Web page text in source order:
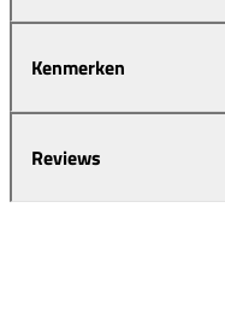
Kenmerken
Reviews